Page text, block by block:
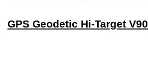
GPS Geodetic Hi-Target V90